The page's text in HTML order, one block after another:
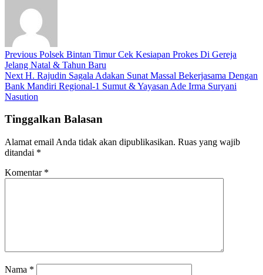
Previous Polsek Bintan Timur Cek Kesiapan Prokes Di Gereja
Jelang Natal & Tahun Baru
Next H. Rajudin Sagala Adakan Sunat Massal Bekerjasama Dengan
Bank Mandiri Regional-1 Sumut & Yayasan Ade Irma Suryani
Nasution
Tinggalkan Balasan
Alamat email Anda tidak akan dipublikasikan. Ruas yang wajib
ditandai *
Komentar *
Nama *